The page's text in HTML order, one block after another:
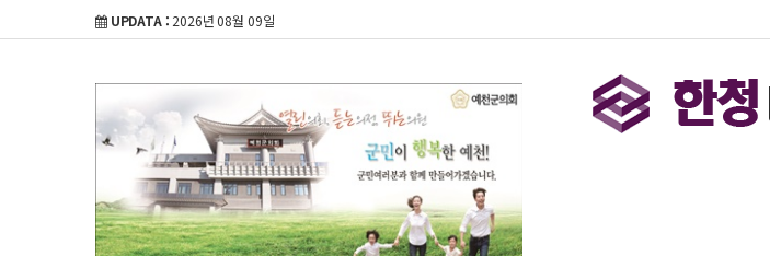
UPDATA : 2026년 08월 09일